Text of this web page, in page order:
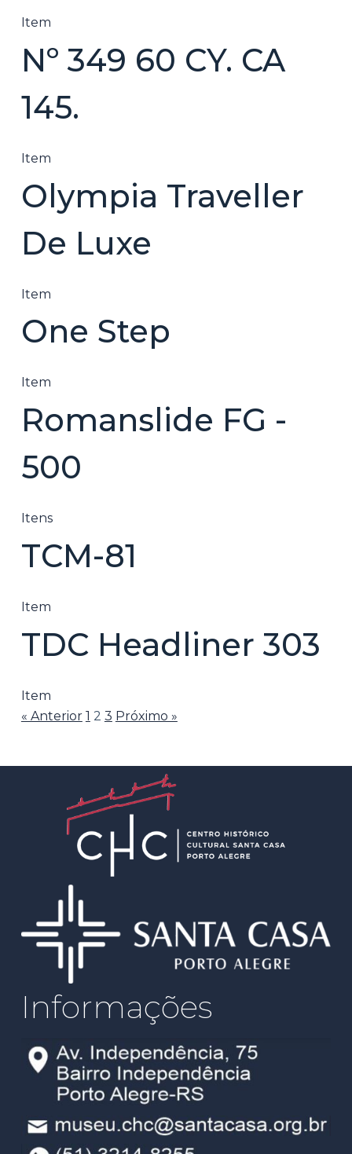
Item
Nº 349 60 CY. CA
145.
Item
Olympia Traveller
De Luxe
Item
One Step
Item
Romanslide FG -
500
Itens
TCM-81
Item
TDC Headliner 303
Item
« Anterior 1 2 3 Próximo »
Informações